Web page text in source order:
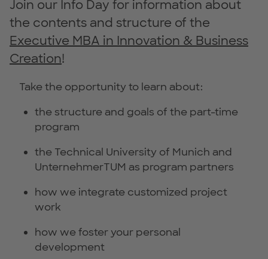
Join our Info Day for information about
the contents and structure of the
Executive MBA in Innovation & Business
Creation!
Take the opportunity to learn about:
the structure and goals of the part-time
program
the Technical University of Munich and
UnternehmerTUM as program partners
how we integrate customized project
work
how we foster your personal
development